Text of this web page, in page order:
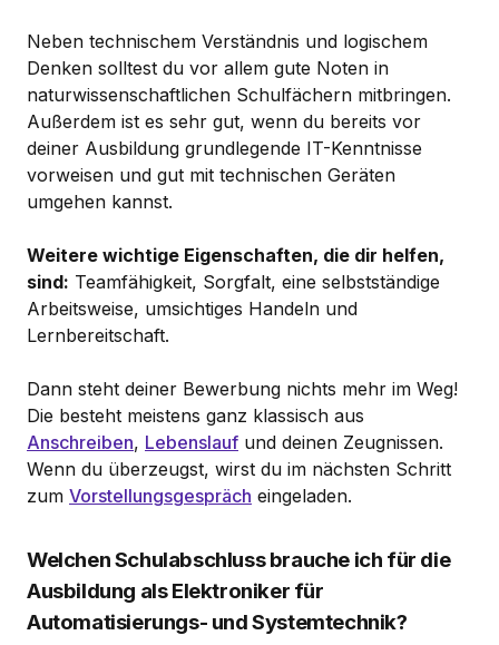
Neben technischem Verständnis und logischem
Denken solltest du vor allem gute Noten in
naturwissenschaftlichen Schulfächern mitbringen.
Außerdem ist es sehr gut, wenn du bereits vor
deiner Ausbildung grundlegende IT-Kenntnisse
vorweisen und gut mit technischen Geräten
umgehen kannst.
Weitere wichtige Eigenschaften, die dir helfen,
sind: Teamfähigkeit, Sorgfalt, eine selbstständige
Arbeitsweise, umsichtiges Handeln und
Lernbereitschaft.
Dann steht deiner Bewerbung nichts mehr im Weg!
Die besteht meistens ganz klassisch aus
Anschreiben, Lebenslauf und deinen Zeugnissen.
Wenn du überzeugst, wirst du im nächsten Schritt
zum Vorstellungsgespräch eingeladen.
Welchen Schulabschluss brauche ich für die
Ausbildung als Elektroniker für
Automatisierungs- und Systemtechnik?